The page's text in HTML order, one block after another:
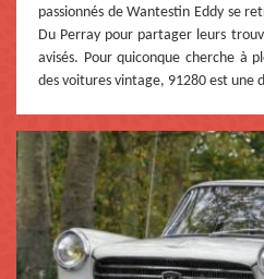
passionnés de Wantestin Eddy se
Du Perray pour partager leurs
avisés. Pour quiconque cherche à
des voitures vintage, 91280 est une